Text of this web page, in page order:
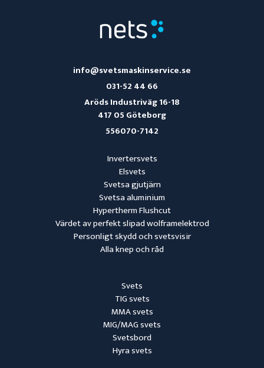
Svets
TIG svets
MMA svets
MIG/MAG svets
Svetsbord
Hyra svets
Invertersvets
Elsvets
Svetsa gjutjärn
Svetsa aluminium
Hypertherm Flushcut
Värdet av perfekt slipad wolframelektrod
Personligt skydd och svetsvisir
Alla knep och råd
info@svetsmaskinservice.se
031-52 44 66
Aröds Industriväg 16-18
417 05 Göteborg
556070-7142